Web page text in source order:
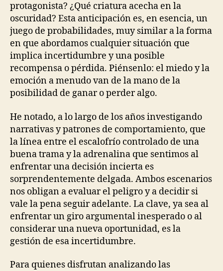
protagonista? ¿Qué criatura acecha en la
oscuridad? Esta anticipación es, en esencia, un
juego de probabilidades, muy similar a la forma
en que abordamos cualquier situación que
implica incertidumbre y una posible
recompensa o pérdida. Piénsenlo: el miedo y la
emoción a menudo van de la mano de la
posibilidad de ganar o perder algo.
He notado, a lo largo de los años investigando
narrativas y patrones de comportamiento, que
la línea entre el escalofrío controlado de una
buena trama y la adrenalina que sentimos al
enfrentar una decisión incierta es
sorprendentemente delgada. Ambos escenarios
nos obligan a evaluar el peligro y a decidir si
vale la pena seguir adelante. La clave, ya sea al
enfrentar un giro argumental inesperado o al
considerar una nueva oportunidad, es la
gestión de esa incertidumbre.
Para quienes disfrutan analizando las